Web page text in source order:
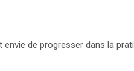
de progresser dans la